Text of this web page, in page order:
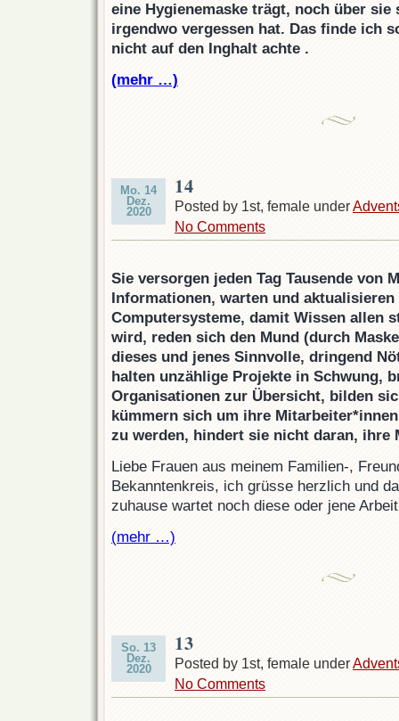
eine Hygienemaske trägt, noch über sie
irgendwo vergessen hat. Das finde ich
nicht auf den Inghalt achte .
(mehr …)
Mo. 14
Dez.
2020
14
Posted by 1st, female under
No Comments
Sie versorgen jeden Tag Tausende von
Informationen, warten und aktualisieren
Computersysteme, damit Wissen allen
wird, reden sich den Mund (durch
dieses und jenes Sinnvolle, dringend
halten unzählige Projekte in Schwung,
Organisationen zur Übersicht, bilden
kümmern sich um ihre
zu werden, hindert sie nicht daran, ihre
Liebe Frauen aus meinem Familien-,
Bekanntenkreis, ich grüsse herzlich und
zuhause wartet noch diese oder jene
(mehr …)
So. 13
Dez.
2020
13
Posted by 1st, female under
No Comments